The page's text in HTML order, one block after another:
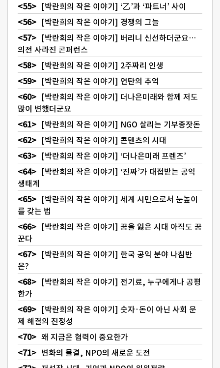
[박란희의 작은 이야기] ‘乙’과 ‘파트너’ 사이
[박란희의 작은 이야기] 경쟁의 그늘
[박란희의 작은 이야기] 버리니 신선하더군요…
의전 사라진 콘퍼런스
[박란희의 작은 이야기] 2주짜리 인생
[박란희의 작은 이야기] 연탄의 추억
[박란희의 작은 이야기] 더나은미래와 함께 저도
많이 변했더군요
[박란희의 작은 이야기] NGO 살리는 기부종잣돈
[박란희의 작은 이야기] 콘텐츠의 시대
[박란희의 작은 이야기] ‘더나은미래 프렌즈’
[박란희의 작은 이야기] ‘진짜’가 대접받는 공익
생태계
[박란희의 작은 이야기] 세계 시민으로서 눈높이
를 갖는 법
[박란희의 작은 이야기] 꿈을 잃은 시대 아직도 꿈
꾼다
[박란희의 작은 이야기] 한국 공익 분야 나침반
은?
[박란희의 작은 이야기] 전기료, 누구에게나 공평
한가
[박란희의 작은 이야기] 숫자·돈이 아닌 사회 문
제 해결의 진정성
왜 지금은 협력이 중요한가
변화의 물결, NPO의 새로운 도전